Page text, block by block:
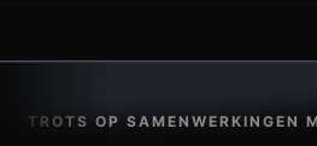
TROTS OP SAMENWERKINGEN